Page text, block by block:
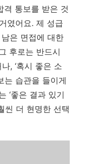
격 통보를 받은 것
였어요. 제 성급
은 면접에 대한
후로는 반드시
, ‘혹시 좋은 소
는 습관을 들이게
‘좋은 결과 있기
씬 더 현명한 선택